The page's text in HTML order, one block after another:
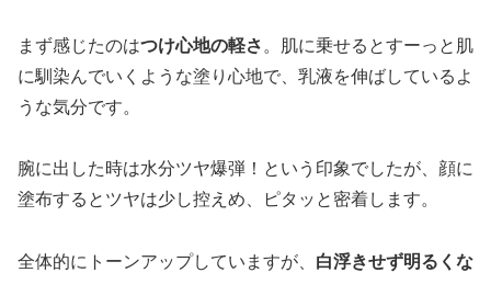
まず感じたのはつけ心地の軽さ 。肌に乗せるとすーっと肌
に馴染んでいくような塗り心地で、乳液を伸ばしているよ
うな気分です。
腕に出した時は水分ツヤ爆弾！という印象でしたが、顔に
塗布するとツヤは少し控えめ、ピタッと密着します。
全体的にトーンアップしていますが、 白浮きせず明るくな